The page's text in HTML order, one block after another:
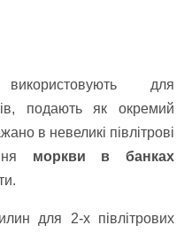
для
подають як окремий
в невеликі півлітрові
моркви в банках
для 2-х півлітрових